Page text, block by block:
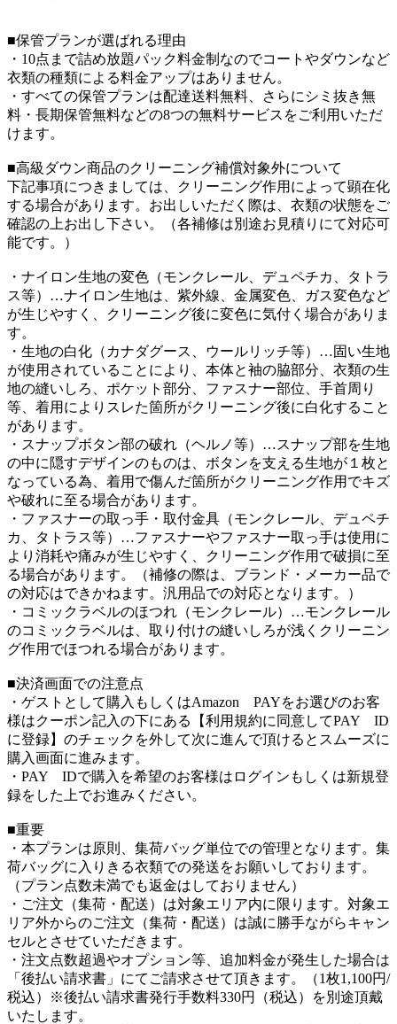
■保管プランが選ばれる理由
・10点まで詰め放題パック料金制なのでコートやダウンなど
衣類の種類による料金アップはありません。
・すべての保管プランは配達送料無料、さらにシミ抜き無
料・長期保管無料などの8つの無料サービスをご利用いただ
けます。
■高級ダウン商品のクリーニング補償対象外について
下記事項につきましては、クリーニング作用によって顕在化
する場合があります。お出しいただく際は、衣類の状態をご
確認の上お出し下さい。（各補修は別途お見積りにて対応可
能です。）
・ナイロン生地の変色（モンクレール、デュペチカ、タトラ
ス等）…ナイロン生地は、紫外線、金属変色、ガス変色など
が生じやすく、クリーニング後に変色に気付く場合がありま
す。
・生地の白化（カナダグース、ウールリッチ等）…固い生地
が使用されていることにより、本体と袖の脇部分、衣類の生
地の縫いしろ、ポケット部分、ファスナー部位、手首周り
等、着用によりスレた箇所がクリーニング後に白化すること
があります。
・スナップボタン部の破れ（ヘルノ等）…スナップ部を生地
の中に隠すデザインのものは、ボタンを支える生地が１枚と
なっている為、着用で傷んだ箇所がクリーニング作用でキズ
や破れに至る場合があります。
・ファスナーの取っ手・取付金具（モンクレール、デュペチ
カ、タトラス等）…ファスナーやファスナー取っ手は使用に
より消耗や痛みが生じやすく、クリーニング作用で破損に至
る場合があります。（補修の際は、ブランド・メーカー品で
の対応はできかねます。汎用品での対応となります。）
・コミックラベルのほつれ（モンクレール）…モンクレール
のコミックラベルは、取り付けの縫いしろが浅くクリーニン
グ作用でほつれる場合があります。
■決済画面での注意点
・ゲストとして購入もしくはAmazon PAYをお選びのお客
様はクーポン記入の下にある【利用規約に同意してPAY ID
に登録】のチェックを外して次に進んで頂けるとスムーズに
購入画面に進みます。
・PAY IDで購入を希望のお客様はログインもしくは新規登
録をした上でお進みください。
■重要
・本プランは原則、集荷バッグ単位での管理となります。集
荷バッグに入りきる衣類での発送をお願いしております。
（プラン点数未満でも返金はしておりません）
・ご注文（集荷・配送）は対象エリア内に限ります。対象エ
リア外からのご注文（集荷・配送）は誠に勝手ながらキャン
セルとさせていただきます。
・注文点数超過やオプション等、追加料金が発生した場合は
「後払い請求書」にてご請求させて頂きます。（1枚1,100円/
税込）※後払い請求書発行手数料330円（税込）を別途頂戴
いたします。